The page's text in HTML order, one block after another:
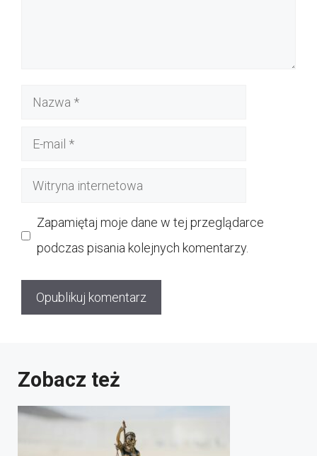
Nazwa
Witryna
Zapamiętaj moje dane w tej przeglądarce
podczas pisania kolejnych komentarzy.
Zobacz też